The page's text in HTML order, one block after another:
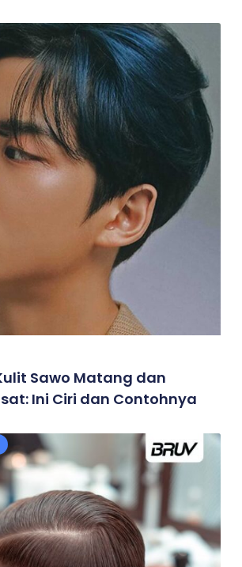
Sawo Matang dan
Ini Ciri dan Contohnya